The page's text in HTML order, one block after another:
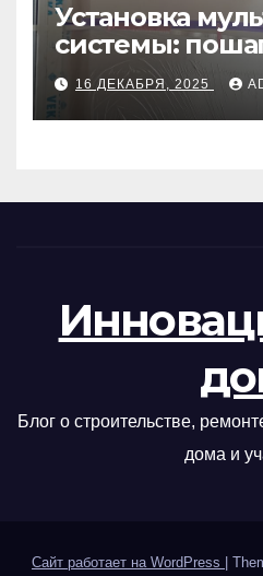
Установка
системы:
руководство
16 ДЕКАБРЯ, 2025
Блог о строительстве,
дома и
Сайт работает на WordPress